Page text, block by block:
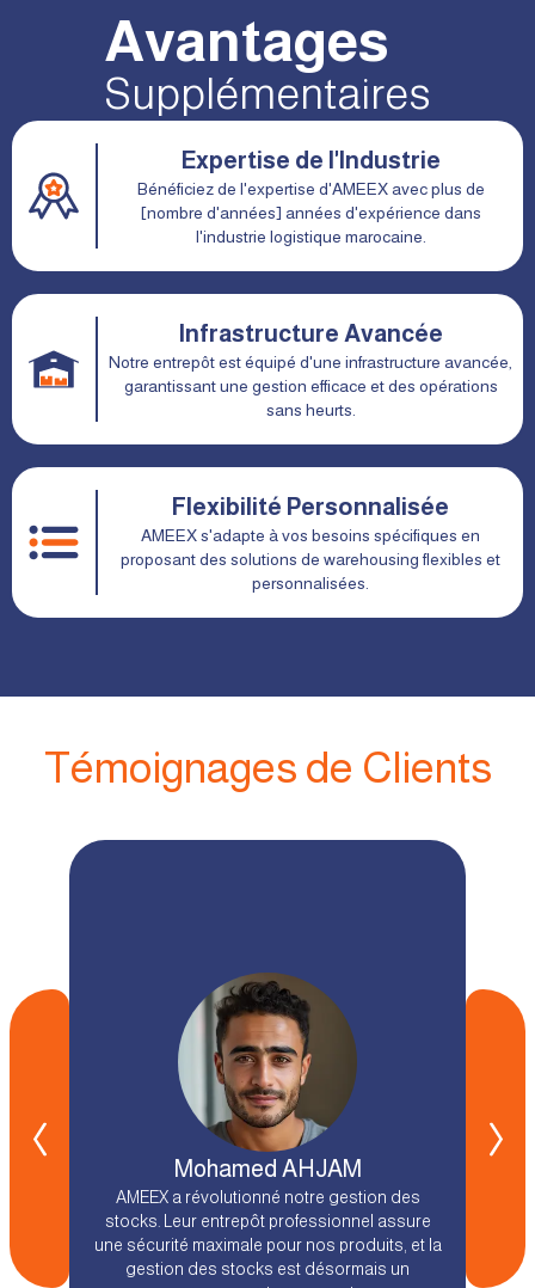
Avantages
Supplémentaires
Expertise de l'Industrie
Bénéficiez de l'expertise d'AMEEX avec plus de
[nombre d'années] années d'expérience dans
l'industrie logistique marocaine.
Infrastructure Avancée
Notre entrepôt est équipé d'une infrastructure avancée,
garantissant une gestion efficace et des opérations
sans heurts.
Flexibilité Personnalisée
AMEEX s'adapte à vos besoins spécifiques en
proposant des solutions de warehousing flexibles et
personnalisées.
Témoignages de Clients
Mohamed AHJAM
AMEEX a révolutionné notre gestion des
stocks. Leur entrepôt professionnel assure
une sécurité maximale pour nos produits, et la
gestion des stocks est désormais un